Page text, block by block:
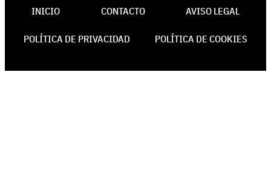
INICIO CONTACTO AVISO LEGAL
POLÍTICA DE PRIVACIDAD POLÍTICA DE COOKIES